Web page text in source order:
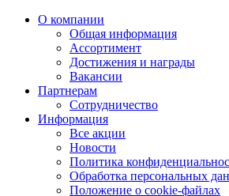
О компании
Общая информация
Ассортимент
Достижения и награды
Вакансии
Партнерам
Сотрудничество
Информация
Все акции
Новости
Политика
Обработка персональных
Положение о cookie-файлах